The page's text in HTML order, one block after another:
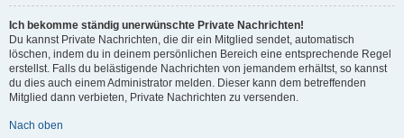
Ich bekomme ständig unerwünschte Private Nachrichten!
Du kannst Private Nachrichten, die dir ein Mitglied sendet, automatisch
löschen, indem du in deinem persönlichen Bereich eine entsprechende Regel
erstellst. Falls du belästigende Nachrichten von jemandem erhältst, so kannst
du dies auch einem Administrator melden. Dieser kann dem betreffenden
Mitglied dann verbieten, Private Nachrichten zu versenden.
Nach oben